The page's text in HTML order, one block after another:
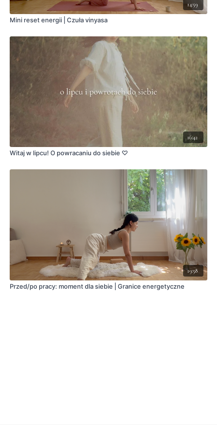
14:59
Mini reset energii | Czuła vinyasa
16:42
Witaj w lipcu! O powracaniu do siebie ♡
19:58
Przed/po pracy: moment dla siebie | Granice energetyczne